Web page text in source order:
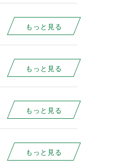
もっと見る
もっと見る
もっと見る
もっと見る